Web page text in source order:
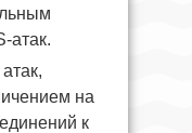
атак.
на
к